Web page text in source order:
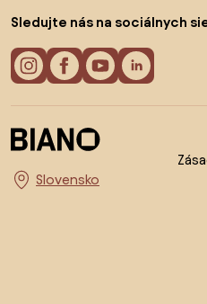
Sledujte nás na sociálnych
Vyberte krajinu